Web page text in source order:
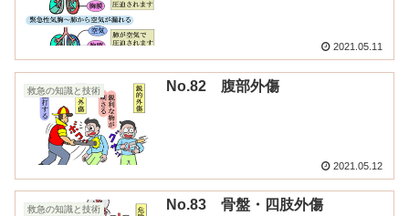
2021.05.11
救急の知識と技術 No.82 腹部外傷
2021.05.12
救急の知識と技術 No.83 骨盤・四肢外傷